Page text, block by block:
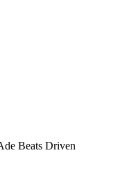
Beats Driven